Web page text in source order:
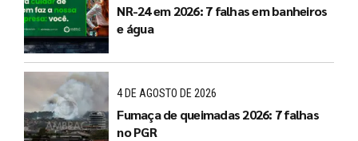
NR-24 em 2026: 7 falhas em banheiros
e água
4 DE AGOSTO DE 2026
Fumaça de queimadas 2026: 7 falhas
no PGR